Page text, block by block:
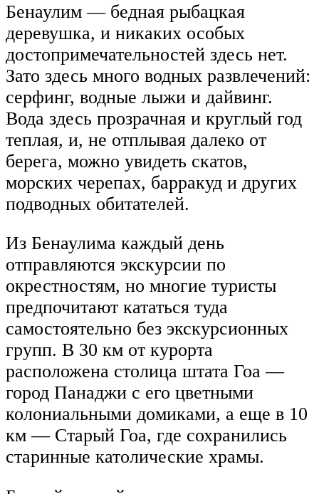
Бенаулим — бедная рыбацкая
деревушка, и никаких особых
достопримечательностей здесь нет.
Зато здесь много водных развлечений:
серфинг, водные лыжи и дайвинг.
Вода здесь прозрачная и круглый год
теплая, и, не отплывая далеко от
берега, можно увидеть скатов,
морских черепах, барракуд и других
подводных обитателей.
Из Бенаулима каждый день
отправляются экскурсии по
окрестностям, но многие туристы
предпочитают кататься туда
самостоятельно без экскурсионных
групп. В 30 км от курорта
расположена столица штата Гоа —
город Панаджи с его цветными
колониальными домиками, а еще в 10
км — Старый Гоа, где сохранились
старинные католические храмы.